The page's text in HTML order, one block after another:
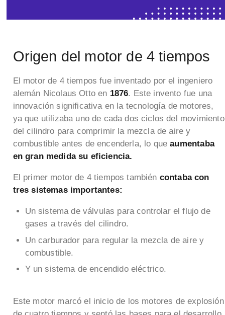
Origen del motor de 4 tiempos
El motor de 4 tiempos fue inventado por el ingeniero
alemán Nicolaus Otto en 1876. Este invento fue una
innovación significativa en la tecnología de motores,
ya que utilizaba uno de cada dos ciclos del movimiento
del cilindro para comprimir la mezcla de aire y
combustible antes de encenderla, lo que aumentaba
en gran medida su eficiencia.
El primer motor de 4 tiempos también contaba con
tres sistemas importantes:
Un sistema de válvulas para controlar el flujo de
gases a través del cilindro.
Un carburador para regular la mezcla de aire y
combustible.
Y un sistema de encendido eléctrico.
Este motor marcó el inicio de los motores de explosión